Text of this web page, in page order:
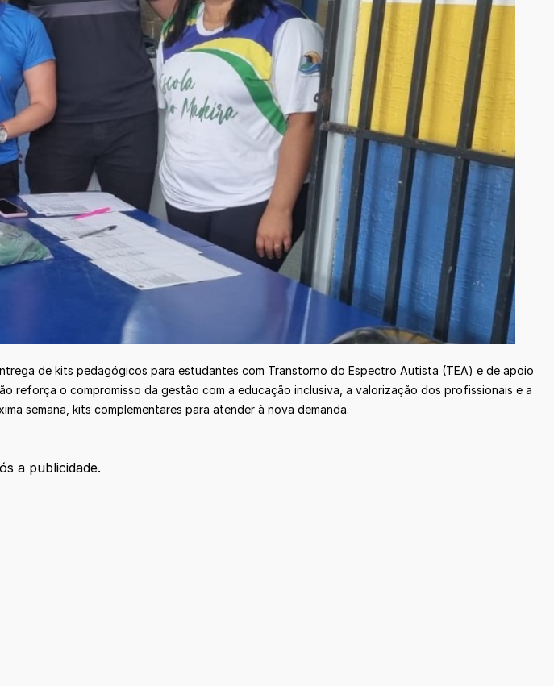
de kits pedagógicos para estudantes com Transtorno do Espectro Autista (TEA) e de apoio
reforça o compromisso da gestão com a educação inclusiva, a valorização dos profissionais e a
semana, kits complementares para atender à nova demanda.
a publicidade.